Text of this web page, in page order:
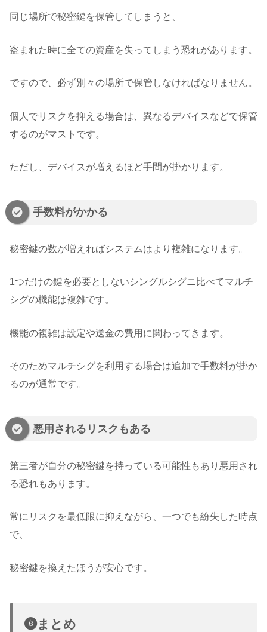
同じ場所で秘密鍵を保管してしまうと、
盗まれた時に全ての資産を失ってしまう恐れがあります。
ですので、必ず別々の場所で保管しなければなりません。
個人でリスクを抑える場合は、異なるデバイスなどで保管
するのがマストです。
ただし、デバイスが増えるほど手間が掛かります。
手数料がかかる
秘密鍵の数が増えればシステムはより複雑になります。
1つだけの鍵を必要としないシングルシグニ比べてマルチ
シグの機能は複雑です。
機能の複雑は設定や送金の費用に関わってきます。
そのためマルチシグを利用する場合は追加で手数料が掛か
るのが通常です。
悪用されるリスクもある
第三者が自分の秘密鍵を持っている可能性もあり悪用され
る恐れもあります。
常にリスクを最低限に抑えながら、一つでも紛失した時点
で、
秘密鍵を換えたほうが安心です。
まとめ